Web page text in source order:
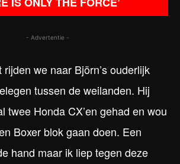
- Advertentie -
we naar Björn’s ouderlijk
tussen de weilanden. Hij
twee Honda CX’en gehad en wou
Boxer blok gaan doen. Een
hand maar ik liep tegen deze